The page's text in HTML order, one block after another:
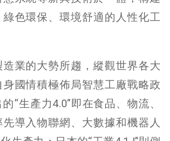
色環保、環境舒適的人性化工
業的大勢所趨，縱觀世界各大
國情積極佈局智慧工廠戰略政
“生產力4.0”即在食品、物流、
導入物聯網、大數據和機器人